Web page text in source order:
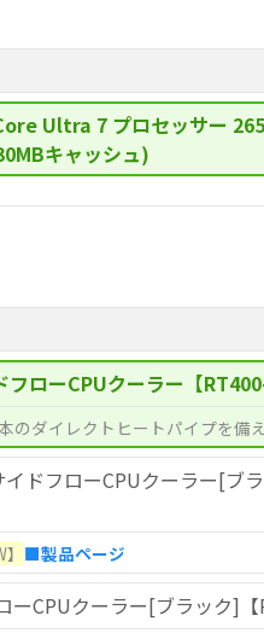
Ultra 7 プロセッサー
キャッシュ)
フローCPUクーラー【
のダイレクトヒートパイプを備
ドフローCPUクーラー[ブ
■製品ページ
ーCPUクーラー[ブラック]【